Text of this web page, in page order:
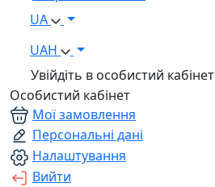
UA
UAH
Увійдіть в особистий кабінет
Особистий кабінет
Мої замовлення
Персональні дані
Налаштування
Вийти